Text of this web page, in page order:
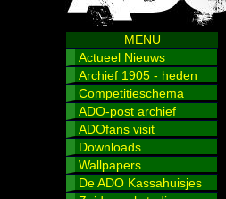
MENU
Actueel Nieuws
Archief 1905 - heden
Competitieschema
ADO-post archief
ADOfans visit
Downloads
Wallpapers
De ADO Kassahuisjes